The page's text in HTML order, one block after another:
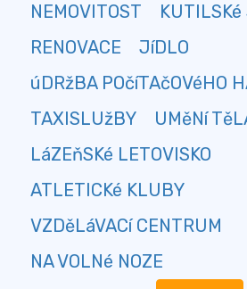
NEMOVITOST
RENOVACE
JíDLO
úDRžBA POčíTAčOVéHO
TAXISLUžBY
UMěNí
LáZEňSKé LETOVISKO
ATLETICKé KLUBY
VZDěLáVACí CENTRUM
NA VOLNé NOZE